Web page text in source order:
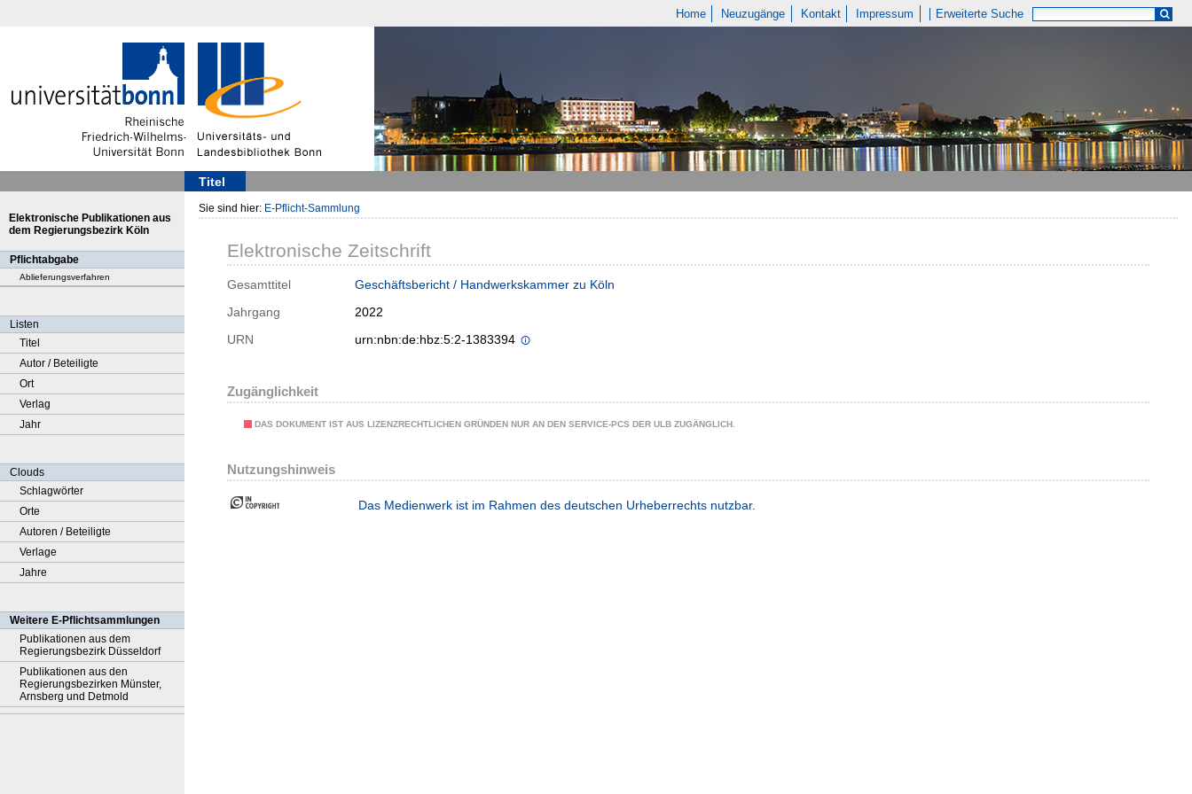
Home Neuzugänge Kontakt Impressum Erweiterte Suche
Titel
Elektronische Publikationen aus
dem Regierungsbezirk Köln
Pflichtabgabe
Ablieferungsverfahren
Listen
Titel
Autor / Beteiligte
Ort
Verlag
Jahr
Clouds
Schlagwörter
Orte
Autoren / Beteiligte
Verlage
Jahre
Weitere E-Pflichtsammlungen
Publikationen aus dem
Regierungsbezirk Düsseldorf
Publikationen aus den
Regierungsbezirken Münster,
Arnsberg und Detmold
Sie sind hier: E-Pflicht-Sammlung
Elektronische Zeitschrift
Gesamttitel
Geschäftsbericht / Handwerkskammer zu Köln
Jahrgang
2022
URN
urn:nbn:de:hbz:5:2-1383394
Zugänglichkeit
DAS DOKUMENT IST AUS LIZENZRECHTLICHEN GRÜNDEN NUR AN DEN SERVICE-PCS DER ULB ZUGÄNGLICH.
Nutzungshinweis
Das Medienwerk ist im Rahmen des deutschen Urheberrechts nutzbar.